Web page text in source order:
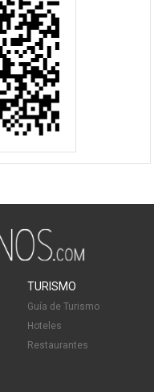
TURISMO
Guía de Turismo
Hoteles
Restaurantes